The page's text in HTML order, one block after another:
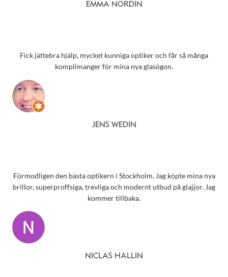
EMMA NORDIN
Fick jättebra hjälp, mycket kunniga optiker och får så många
komplimanger för mina nya glasögon.
JENS WEDIN
Förmodligen den bästa optikern i Stockholm. Jag köpte mina nya
brillor, superproffsiga, trevliga och modernt utbud på glajjor. Jag
kommer tillbaka.
NICLAS HALLIN